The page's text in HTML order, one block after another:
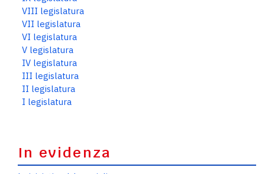
VIII legislatura
VII legislatura
VI legislatura
V legislatura
IV legislatura
III legislatura
II legislatura
I legislatura
In evidenza